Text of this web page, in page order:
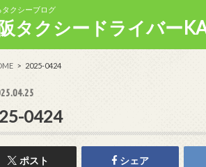
タクシーブログ
タクシードライバー
2025-0424
0424
ポスト シェア